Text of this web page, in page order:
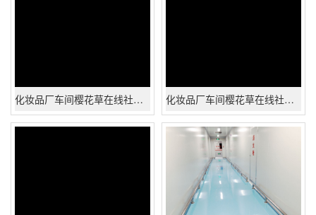
化妆品厂车间樱花草在线社区www日本高清工程 化妆品厂车间樱花草在线社区www日本高清工程